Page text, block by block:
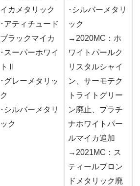
イカメタリック
･アティチュード
ブラックマイカ
･スーパーホワイ
トⅡ
･グレーメタリッ
ク
･シルバーメタリ
ック
･シルバーメタリ
ック
→2020MC：ホ
ワイトパールク
リスタルシャイ
ン、サーモテク
トライトグリー
ン廃止、プラチ
ナホワイトパー
ルマイカ追加
→2021MC：ス
ティールブロン
ドメタリック廃